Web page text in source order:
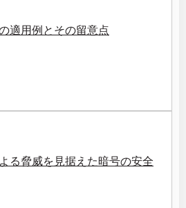
適用例とその留意点
る脅威を見据えた暗号の安全